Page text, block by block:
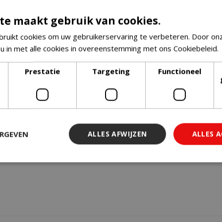
€ 39,95
€ 33,88
maakt gebruik van cookies.
cookies om uw gebruikerservaring te verbeteren. Door
in met alle cookies in overeenstemming met ons Cookiebeleid.
Prestatie Targeting Functioneel
ALLES
ALLES AFWIJZEN